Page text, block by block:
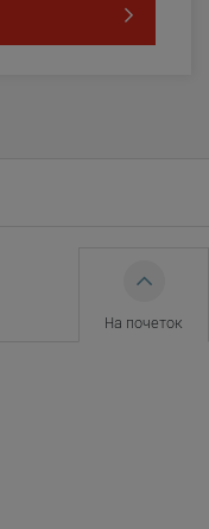
На почеток